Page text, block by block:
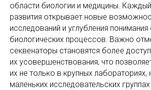
области биологии и медицины.
развития открывает новые
исследований и углубления
биологических процессов. Важно
секвенаторы становятся более
их усовершенствования, что
их не только в крупных лабораториях,
маленьких исследовательских